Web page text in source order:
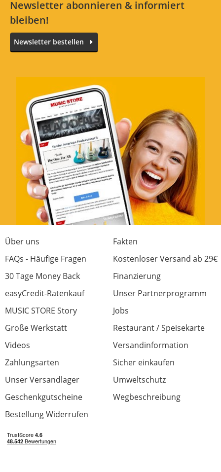
Newsletter abonnieren & informiert
bleiben!
Newsletter bestellen
Über uns
Fakten
FAQs - Häufige Fragen
Kostenloser Versand ab 29€
30 Tage Money Back
Finanzierung
easyCredit-Ratenkauf
Unser Partnerprogramm
MUSIC STORE Story
Jobs
Große Werkstatt
Restaurant / Speisekarte
Videos
Versandinformation
Zahlungsarten
Sicher einkaufen
Unser Versandlager
Umweltschutz
Geschenkgutscheine
Wegbeschreibung
Bestellung Widerrufen